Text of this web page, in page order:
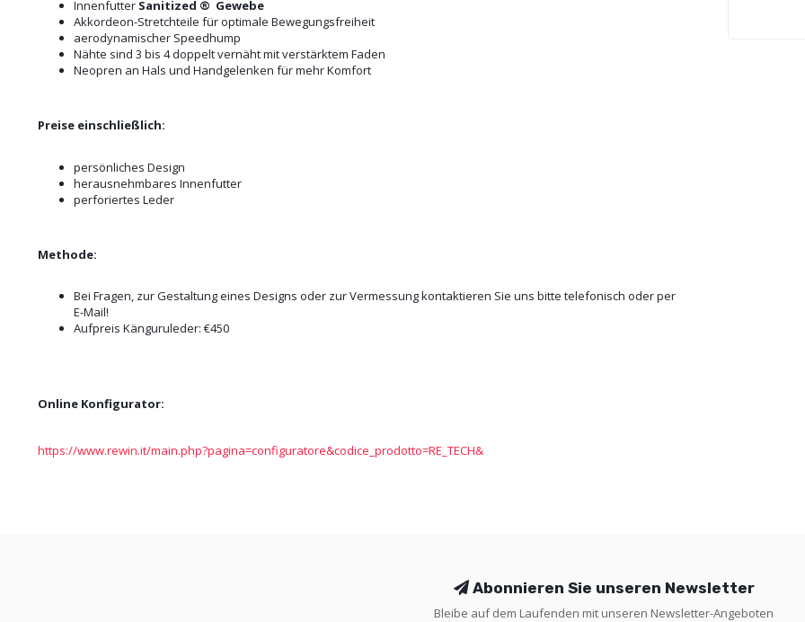
Innenfutter Sanitized ® Gewebe
Akkordeon-Stretchteile für optimale Bewegungsfreiheit
aerodynamischer Speedhump
Nähte sind 3 bis 4 doppelt vernäht mit verstärktem Faden
Neopren an Hals und Handgelenken für mehr Komfort
Preise einschließlich:
persönliches Design
herausnehmbares Innenfutter
perforiertes Leder
Methode:
Bei Fragen, zur Gestaltung eines Designs oder zur Vermessung kontaktieren Sie uns bitte telefonisch oder per
E-Mail!
Aufpreis Känguruleder: €450
Online Konfigurator:
https://www.rewin.it/main.php?pagina=configuratore&codice_prodotto=RE_TECH&
Abonnieren Sie unseren Newsletter
Bleibe auf dem Laufenden mit unseren Newsletter-Angeboten